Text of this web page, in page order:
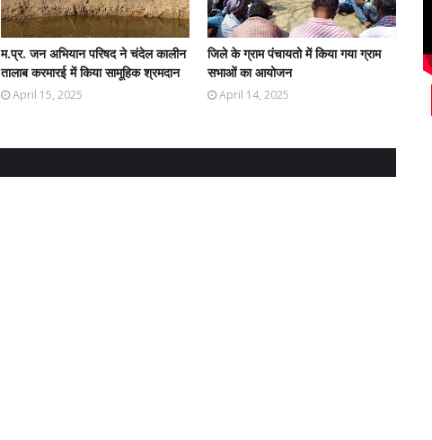
म.प्र. जन अभियान परिषद ने चंदेल कालीन
तालाब करमारई में किया सामूहिक श्रमदान
April 15, 2025
जिले के ग्राम पंचायतो में किया गया ग्राम
सभाओं का आयोजन
April 14, 2025